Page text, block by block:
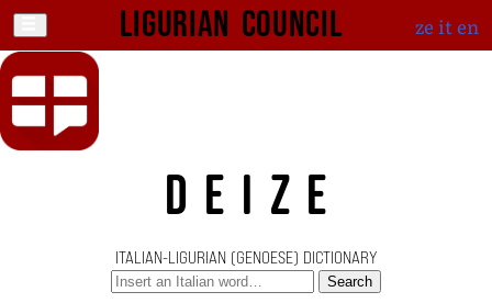
Ligurian Council ze iten
DEIZE
ITALIAN-LIGURIAN (GENOESE) DICTIONARY
Search